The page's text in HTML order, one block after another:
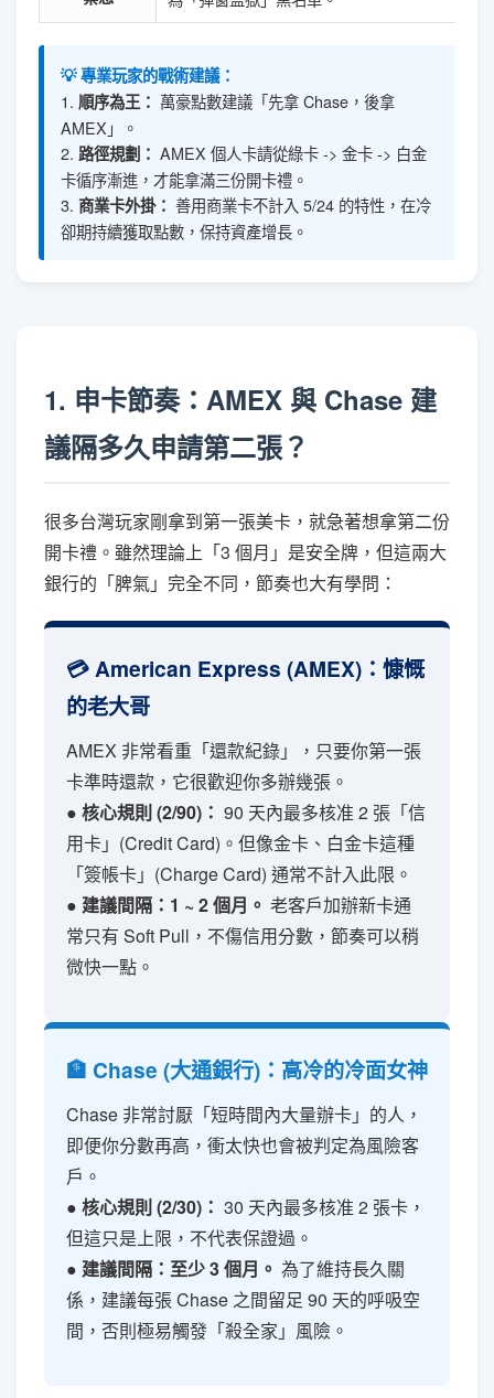
💡 專業玩家的戰術建議：
1. 順序為王： 萬豪點數建議「先拿 Chase，後拿
AMEX」。
2. 路徑規劃： AMEX 個人卡請從綠卡 -> 金卡 -> 白金
卡循序漸進，才能拿滿三份開卡禮。
3. 商業卡外掛： 善用商業卡不計入 5/24 的特性，在冷
卻期持續獲取點數，保持資產增長。
1. 申卡節奏：AMEX 與 Chase 建
議隔多久申請第二張？
很多台灣玩家剛拿到第一張美卡，就急著想拿第二份
開卡禮。雖然理論上「3 個月」是安全牌，但這兩大
銀行的「脾氣」完全不同，節奏也大有學問：
💳 American Express (AMEX)：慷慨
的老大哥
AMEX 非常看重「還款紀錄」，只要你第一張
卡準時還款，它很歡迎你多辦幾張。
● 核心規則 (2/90)： 90 天內最多核准 2 張「信
用卡」(Credit Card)。但像金卡、白金卡這種
「簽帳卡」(Charge Card) 通常不計入此限。
● 建議間隔：1 ~ 2 個月。 老客戶加辦新卡通
常只有 Soft Pull，不傷信用分數，節奏可以稍
微快一點。
🏦 Chase (大通銀行)：高冷的冷面女神
Chase 非常討厭「短時間內大量辦卡」的人，
即便你分數再高，衝太快也會被判定為風險客
戶。
● 核心規則 (2/30)： 30 天內最多核准 2 張卡，
但這只是上限，不代表保證過。
● 建議間隔：至少 3 個月。 為了維持長久關
係，建議每張 Chase 之間留足 90 天的呼吸空
間，否則極易觸發「殺全家」風險。